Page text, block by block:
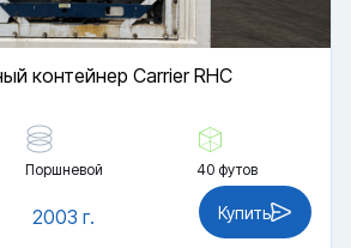
контейнер Carrier RHC
Поршневой 40 футов
2003 г. Купить